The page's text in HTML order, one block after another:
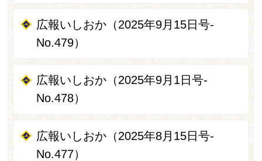
広報いしおか（2025年9月15日号-
No.479）
広報いしおか（2025年9月1日号-
No.478）
広報いしおか（2025年8月15日号-
No.477）